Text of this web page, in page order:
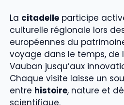
La citadelle participe
culturelle régionale lors
européennes du
voyage dans le temps,
Vauban jusqu’aux
Chaque visite laisse un
entre histoire, nature et